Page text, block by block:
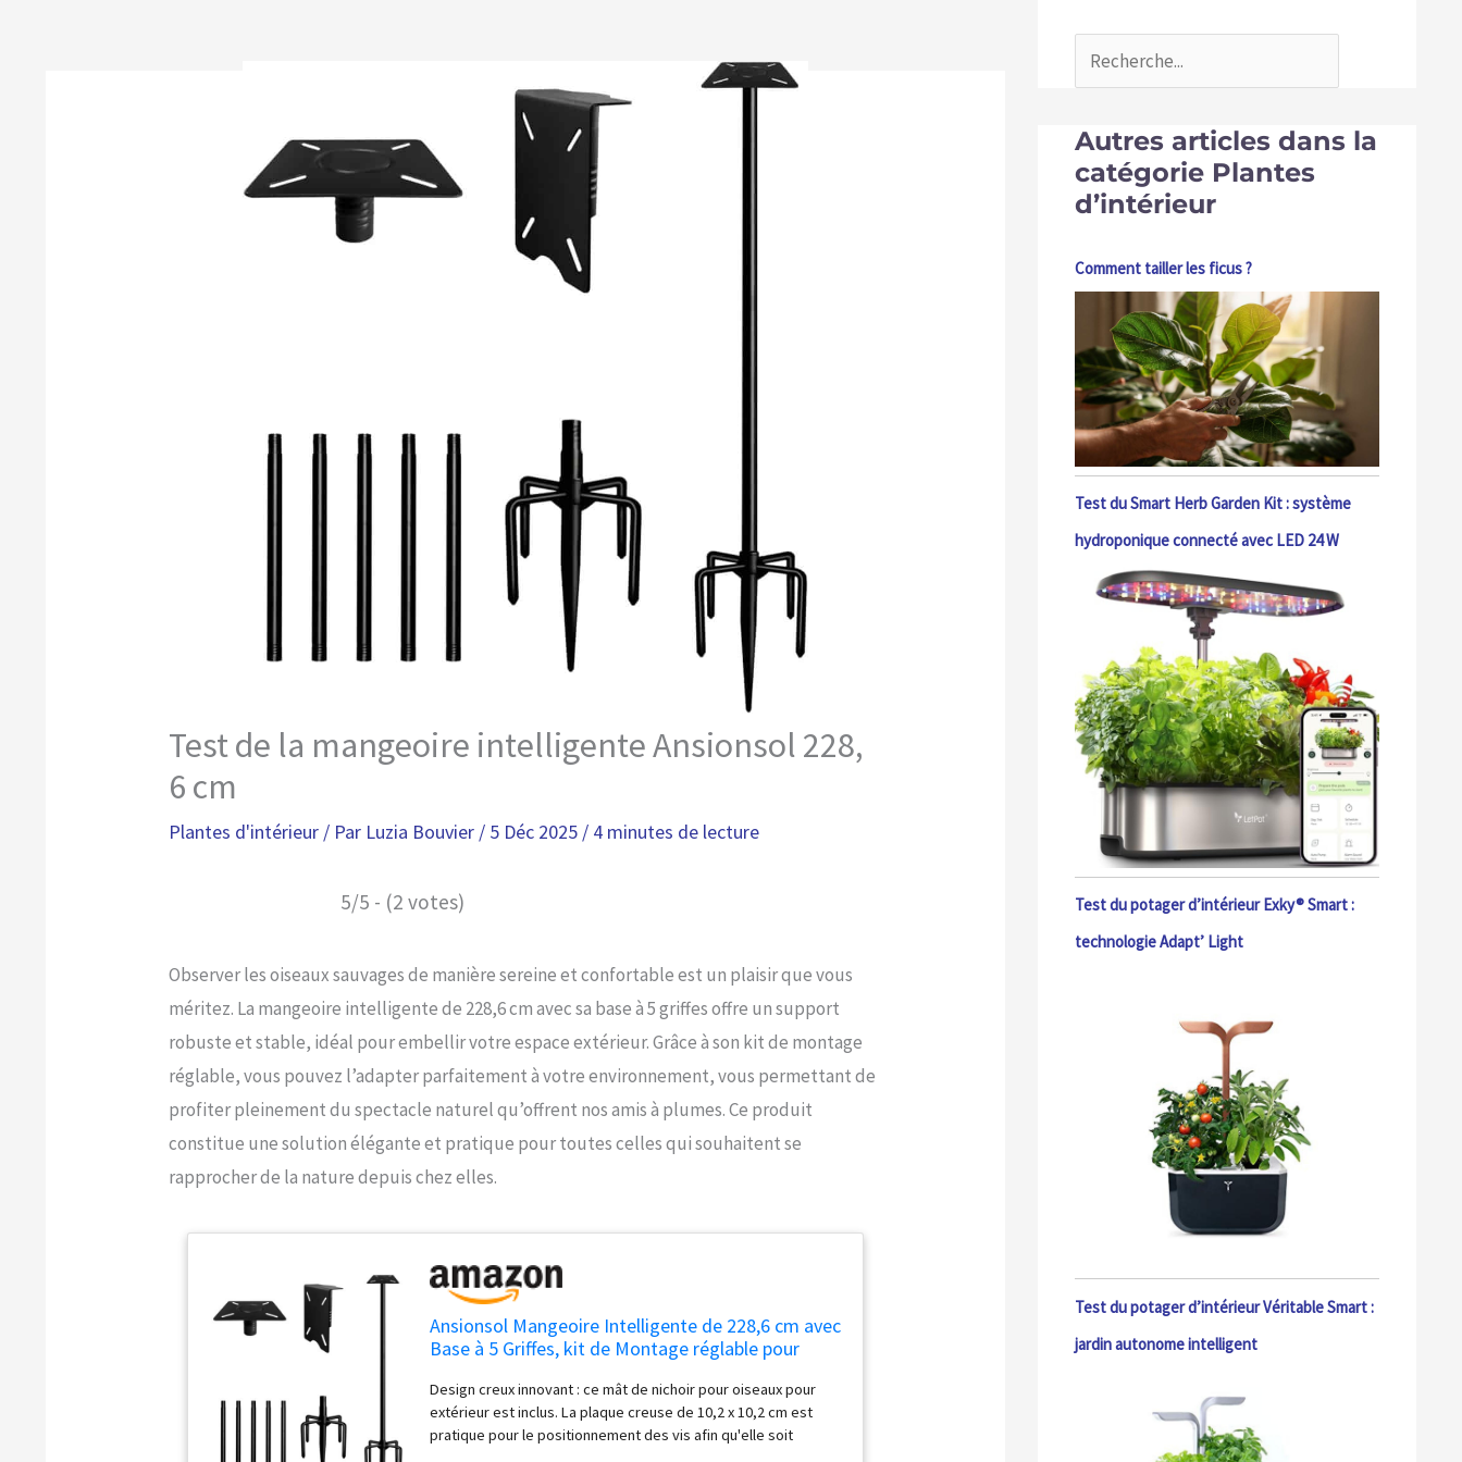
Test de la mangeoire intelligente Ansionsol 228,
6 cm
Plantes d'intérieur / Par Luzia Bouvier / 5 Déc 2025 / 4 minutes de lecture
5/5 - (2 votes)
Observer les oiseaux sauvages de manière sereine et confortable est un plaisir que vous
méritez. La mangeoire intelligente de 228,6 cm avec sa base à 5 griffes offre un support
robuste et stable, idéal pour embellir votre espace extérieur. Grâce à son kit de montage
réglable, vous pouvez l’adapter parfaitement à votre environnement, vous permettant de
profiter pleinement du spectacle naturel qu’offrent nos amis à plumes. Ce produit
constitue une solution élégante et pratique pour toutes celles qui souhaitent se
rapprocher de la nature depuis chez elles.
Ansionsol Mangeoire Intelligente de 228,6 cm avec
Base à 5 Griffes, kit de Montage réglable pour
Oiseaux Sauvages, Noir
Design creux innovant : ce mât de nichoir pour oiseaux pour
extérieur est inclus. La plaque creuse de 10,2 x 10,2 cm est
pratique pour le positionnement des vis afin qu'elle soit
Autres articles dans la
catégorie Plantes
d’intérieur
Comment tailler les ficus ?
Test du Smart Herb Garden Kit : système
hydroponique connecté avec LED 24 W
Test du potager d’intérieur Exky® Smart :
technologie Adapt’ Light
Test du potager d’intérieur Véritable Smart :
jardin autonome intelligent